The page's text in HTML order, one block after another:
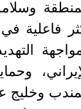
فاعلية
وخليج